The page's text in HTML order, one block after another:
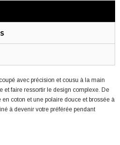
avec précision et cousu à la main
et faire ressortir le design complexe. De
coton et une polaire douce et brossée à
à devenir votre préférée pendant